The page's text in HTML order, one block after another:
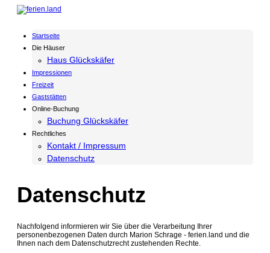
Startseite
Die Häuser
Haus Glückskäfer
Impressionen
Freizeit
Gaststätten
Online-Buchung
Buchung Glückskäfer
Rechtliches
Kontakt / Impressum
Datenschutz
Datenschutz
Nachfolgend informieren wir Sie über die Verarbeitung Ihrer
personenbezogenen Daten durch Marion Schrage - ferien.land und die
Ihnen nach dem Datenschutzrecht zustehenden Rechte.